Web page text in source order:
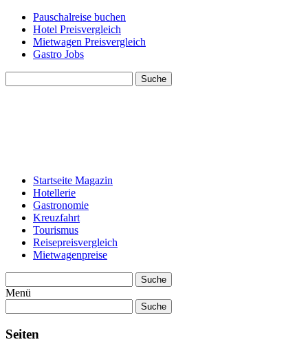
Pauschalreise buchen
Hotel Preisvergleich
Mietwagen Preisvergleich
Gastro Jobs
Suche
Startseite Magazin
Hotellerie
Gastronomie
Kreuzfahrt
Tourismus
Reisepreisvergleich
Mietwagenpreise
Suche
Menü
Suche
Seiten